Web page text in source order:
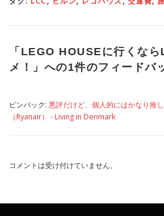
「 LEGO HOUSEに行くなら
メ！
」への1件のフィードバ
ピンバック: 悪評だけど、個人的にはかなり推
（Ryanair） - Living in Denmark
コメントは受け付けていません。